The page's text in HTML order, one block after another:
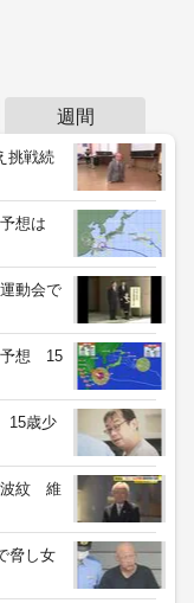
週間
挑戦続
予想は
動会で
予想 15
15歳少
波紋 維
脅し女